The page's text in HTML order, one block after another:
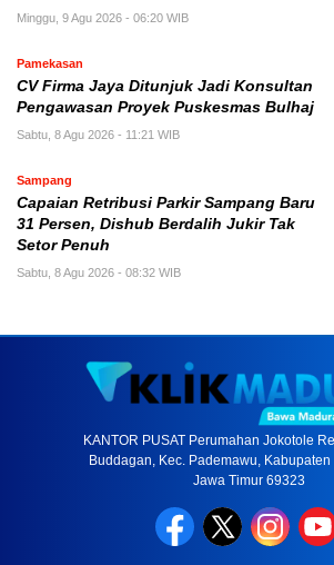
Minggu, 9 Agu 2026 - 06:20 WIB
Pamekasan
CV Firma Jaya Ditunjuk Jadi Konsultan
Pengawasan Proyek Puskesmas Bulhaj
Sabtu, 8 Agu 2026 - 11:21 WIB
Sampang
Capaian Retribusi Parkir Sampang Baru
31 Persen, Dishub Berdalih Jukir Tak
Setor Penuh
Sabtu, 8 Agu 2026 - 08:32 WIB
KANTOR PUSAT Perumahan Jokotole
Buddagan, Kec. Pademawu,
Jawa Timur 69323